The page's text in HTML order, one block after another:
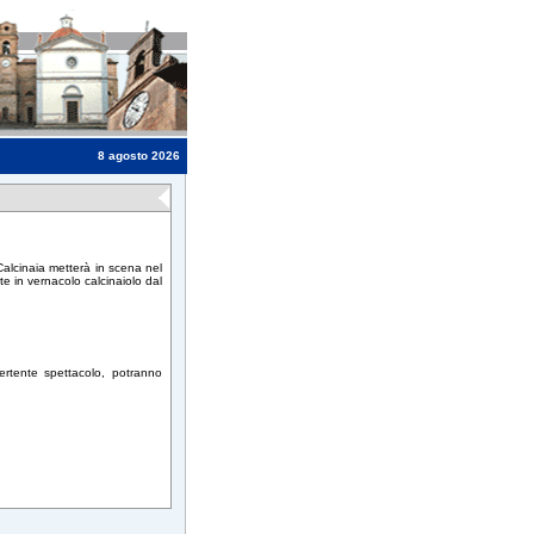
8 agosto 2026
metterà in scena nel
in vernacolo calcinaiolo dal
spettacolo, potranno